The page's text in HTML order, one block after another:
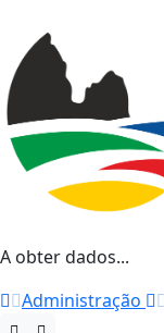
A obter dados...
Administração